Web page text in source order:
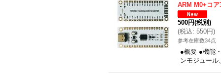
ARM M0+コ
500円(税別)
(税込: 550円)
参考在庫数34点
●概要 ●機能
ンモジュー